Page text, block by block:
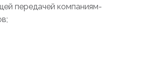
передачей компаниям-